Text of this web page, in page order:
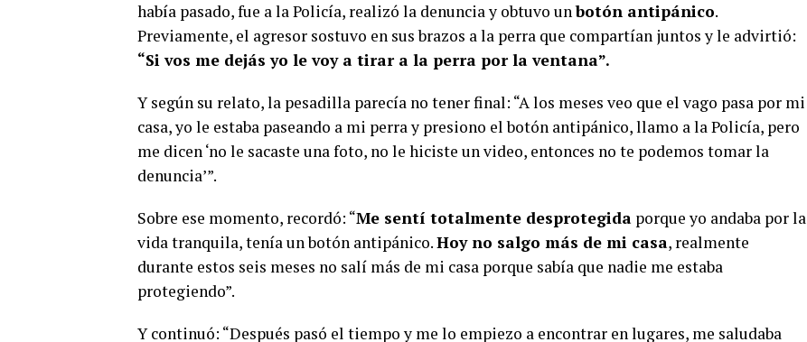
había pasado, fue a la Policía, realizó la denuncia y obtuvo unbotón antipánico.
Previamente, el agresor sostuvo en sus brazos a la perra que compartían juntos y le advirtió:
“Si vos me dejás yo le voy a tirar a la perra por la ventana”.
Y según su relato, la pesadilla parecía no tener final: “A los meses veo que el vago pasa por mi
casa, yo le estaba paseando a mi perra y presiono el botón antipánico, llamo a la Policía, pero
me dicen ‘no le sacaste una foto, no le hiciste un video, entonces no te podemos tomar la
denuncia’”.
Sobre ese momento, recordó: “Me sentí totalmente desprotegida porque yo andaba por la
vida tranquila, tenía un botón antipánico.Hoy no salgo más de mi casa, realmente
durante estos seis meses no salí más de mi casa porque sabía que nadie me estaba
protegiendo”.
Y continuó: “Después pasó el tiempo y me lo empiezo a encontrar en lugares, me saludaba